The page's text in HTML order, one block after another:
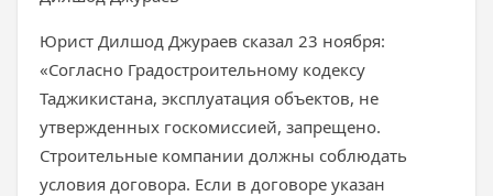
Юрист Дилшод Джураев сказал 23 ноября:
«Согласно Градостроительному кодексу
Таджикистана, эксплуатация объектов, не
утвержденных госкомиссией, запрещено.
Строительные компании должны соблюдать
условия договора. Если в договоре указан